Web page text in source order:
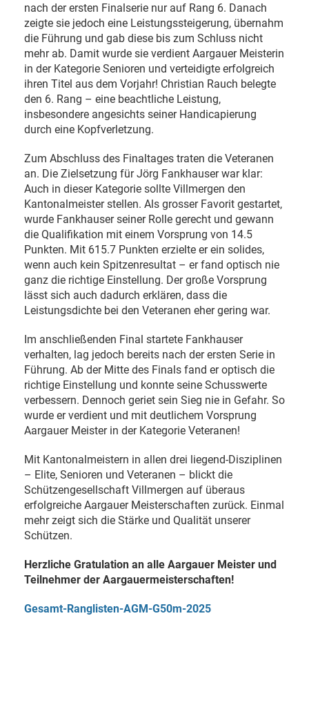
nach der ersten Finalserie nur auf Rang 6. Danach
zeigte sie jedoch eine Leistungssteigerung, übernahm
die Führung und gab diese bis zum Schluss nicht
mehr ab. Damit wurde sie verdient Aargauer Meisterin
in der Kategorie Senioren und verteidigte erfolgreich
ihren Titel aus dem Vorjahr! Christian Rauch belegte
den 6. Rang – eine beachtliche Leistung,
insbesondere angesichts seiner Handicapierung
durch eine Kopfverletzung.
Zum Abschluss des Finaltages traten die Veteranen
an. Die Zielsetzung für Jörg Fankhauser war klar:
Auch in dieser Kategorie sollte Villmergen den
Kantonalmeister stellen. Als grosser Favorit gestartet,
wurde Fankhauser seiner Rolle gerecht und gewann
die Qualifikation mit einem Vorsprung von 14.5
Punkten. Mit 615.7 Punkten erzielte er ein solides,
wenn auch kein Spitzenresultat – er fand optisch nie
ganz die richtige Einstellung. Der große Vorsprung
lässt sich auch dadurch erklären, dass die
Leistungsdichte bei den Veteranen eher gering war.
Im anschließenden Final startete Fankhauser
verhalten, lag jedoch bereits nach der ersten Serie in
Führung. Ab der Mitte des Finals fand er optisch die
richtige Einstellung und konnte seine Schusswerte
verbessern. Dennoch geriet sein Sieg nie in Gefahr. So
wurde er verdient und mit deutlichem Vorsprung
Aargauer Meister in der Kategorie Veteranen!
Mit Kantonalmeistern in allen drei liegend-Disziplinen
– Elite, Senioren und Veteranen – blickt die
Schützengesellschaft Villmergen auf überaus
erfolgreiche Aargauer Meisterschaften zurück. Einmal
mehr zeigt sich die Stärke und Qualität unserer
Schützen.
Herzliche Gratulation an alle Aargauer Meister und
Teilnehmer der Aargauermeisterschaften!
Gesamt-Ranglisten-AGM-G50m-2025